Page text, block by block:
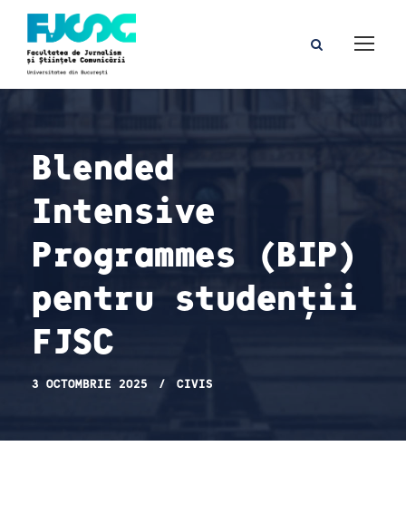
Blended
Intensive
Programmes (BIP)
pentru studenții
FJSC
3 OCTOMBRIE 2025 CIVIS